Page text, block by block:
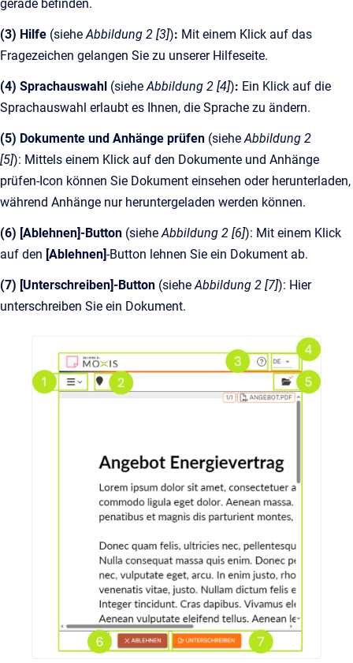
gerade befinden.
(3) Hilfe (sieheAbbildung 2 [3]): Mit einem Klick auf das
Fragezeichen gelangen Sie zu unserer Hilfeseite.
(4) Sprachauswahl (sieheAbbildung 2 [4]): Ein Klick auf die
Sprachauswahl erlaubt es Ihnen, die Sprache zu ändern.
(5) Dokumente und Anhänge prüfen (sieheAbbildung 2
[5]): Mittels einem Klick auf den Dokumente und Anhänge
prüfen-Icon können Sie Dokument einsehen oder herunterladen,
während Anhänge nur heruntergeladen werden können.
(6) [Ablehnen]-Button (sieheAbbildung 2 [6]): Mit einem Klick
auf den [Ablehnen]-Button lehnen Sie ein Dokument ab.
(7) [Unterschreiben]-Button (sieheAbbildung 2 [7]): Hier
unterschreiben Sie ein Dokument.